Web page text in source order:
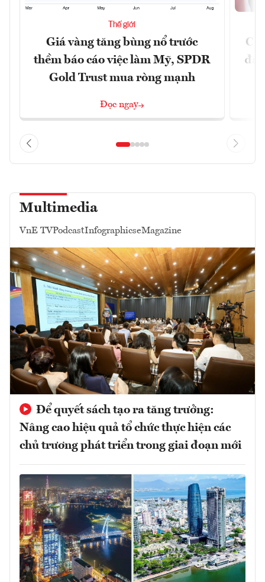
Thế giới
Giá vàng tăng bùng nổ trước
thềm báo cáo việc làm Mỹ, SPDR
Gold Trust mua ròng mạnh
Đọc ngay
đã
Multimedia
VnE TVPodcastInfographicseMagazine
Để quyết sách tạo ra tăng trưởng:
Nâng cao hiệu quả tổ chức thực hiện các
chủ trương phát triển trong giai đoạn mới